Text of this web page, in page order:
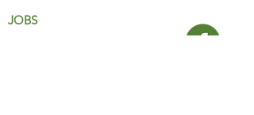
JOBS